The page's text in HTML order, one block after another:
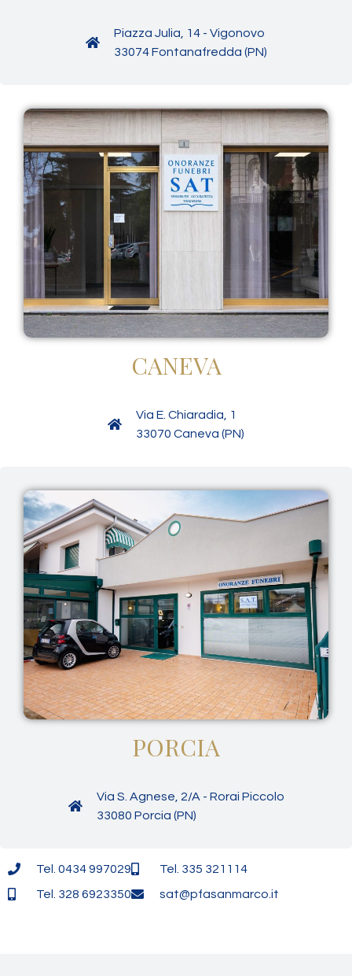
Piazza Julia, 14 - Vigonovo
33074 Fontanafredda (PN)
CANEVA
Via E. Chiaradia, 1
33070 Caneva (PN)
PORCIA
Via S. Agnese, 2/A - Rorai Piccolo
33080 Porcia (PN)
Tel. 0434 997029
Tel. 335 321114
Tel. 328 6923350
sat@pfasanmarco.it